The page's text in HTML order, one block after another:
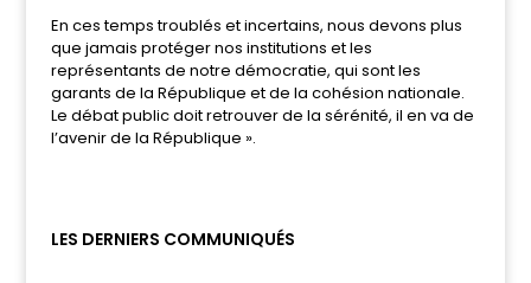
En ces temps troublés et incertains, nous devons plus
que jamais protéger nos institutions et les
représentants de notre démocratie, qui sont les
garants de la République et de la cohésion nationale.
Le débat public doit retrouver de la sérénité, il en va de
l’avenir de la République ».
LES DERNIERS COMMUNIQUÉS